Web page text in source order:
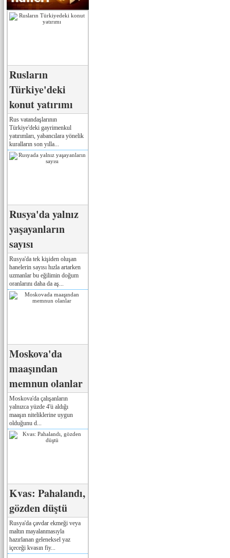
Rusların
Türkiye'deki
konut yatırımı
Rus vatandaşlarının
Türkiye'deki gayrimenkul
yatırımları, yabancılara yönelik
kuralların son yılla...
Rusya'da yalnız
yaşayanların
sayısı
Rusya'da tek kişiden oluşan
hanelerin sayısı hızla artarken
uzmanlar bu eğilimin doğum
oranlarını daha da aş...
Moskova'da
maaşından
memnun olanlar
Moskova'da çalışanların
yalnızca yüzde 4'ü aldığı
maaşın niteliklerine uygun
olduğunu d...
Kvas: Pahalandı,
gözden düştü
Rusya'da çavdar ekmeği veya
maltın mayalanmasıyla
hazırlanan geleneksel yaz
içeceği kvasın fiy...